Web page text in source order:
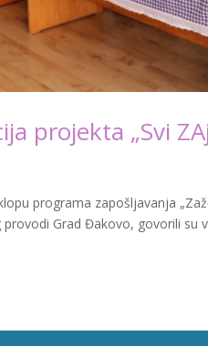
projekta „Svi
programa zapošljavanja
Grad Đakovo, govorili su